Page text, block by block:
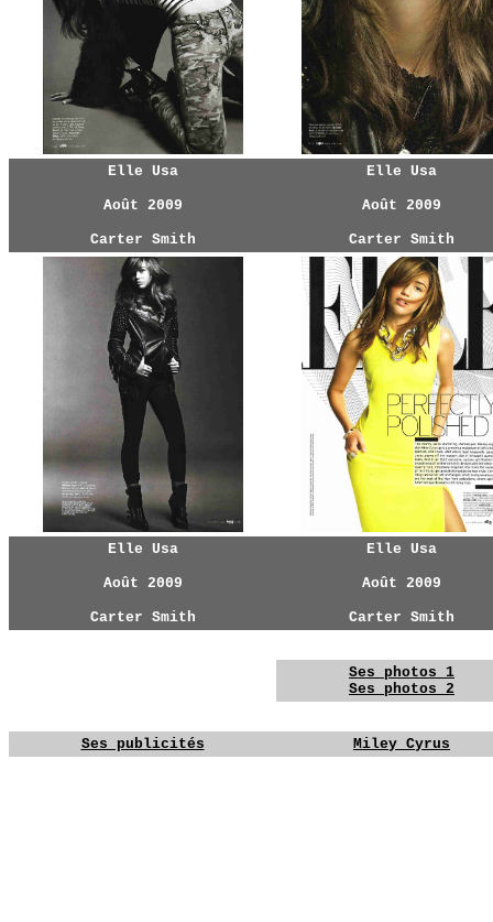
Elle Usa
Août 2009
Carter Smith
Elle Usa
Août 2009
Carter Smith
Elle Usa
Août 2009
Carter Smith
Elle Usa
Août 2009
Carter Smith
Ses photos 1
Ses photos 2
Ses publicités Miley Cyrus